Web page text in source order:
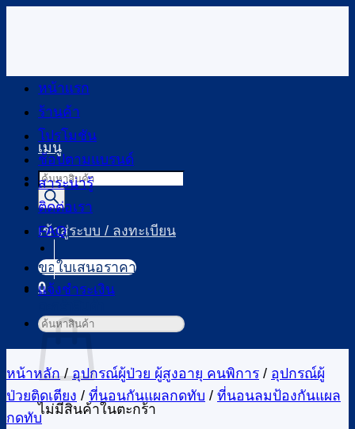
เนื้อหา
เมนู
Products
search
เข้าสู่ระบบ / ลงทะเบียน
0
ไม่มีสินค้าในตะกร้า
หน้าแรก
ร้านค้า
โปรโมชัน
ช้อปตามแบรนด์
สาระน่ารู้
ติดต่อเรา
FAQ
ขอใบเสนอราคา
แจ้งชำระเงิน
ค้นหา:
หน้าหลัก / อุปกรณ์ผู้ป่วย ผู้สูงอายุ คนพิการ / อุปกรณ์ผู้
ป่วยติดเตียง / ที่นอนกันแผลกดทับ / ที่นอนลมป้องกันแผล
กดทับ